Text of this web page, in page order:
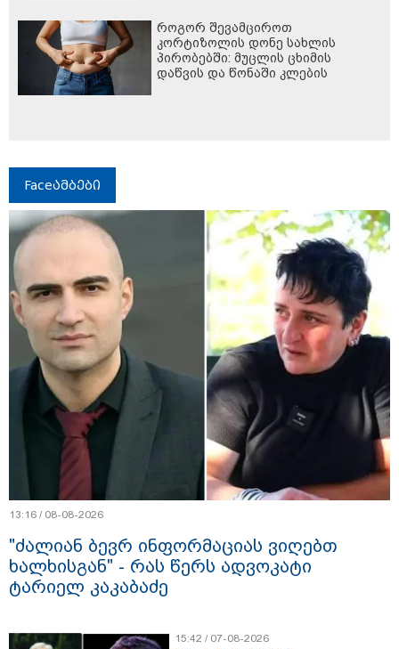
როგორ შევამციროთ
კორტიზოლის დონე სახლის
პირობებში: მუცლის ცხიმის
დაწვის და წონაში კლების
Faceამბები
13:16 / 08-08-2026
"ძალიან ბევრ ინფორმაციას ვიღებთ
ხალხისგან" - რას წერს ადვოკატი
ტარიელ კაკაბაძე
15:42 / 07-08-2026